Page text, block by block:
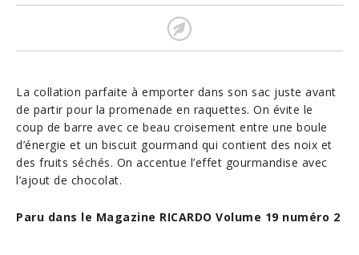
La collation parfaite à emporter dans son sac juste avant
de partir pour la promenade en raquettes. On évite le
coup de barre avec ce beau croisement entre une boule
d’énergie et un biscuit gourmand qui contient des noix et
des fruits séchés. On accentue l’effet gourmandise avec
l’ajout de chocolat.
Paru dans le Magazine RICARDO Volume 19 numéro 2